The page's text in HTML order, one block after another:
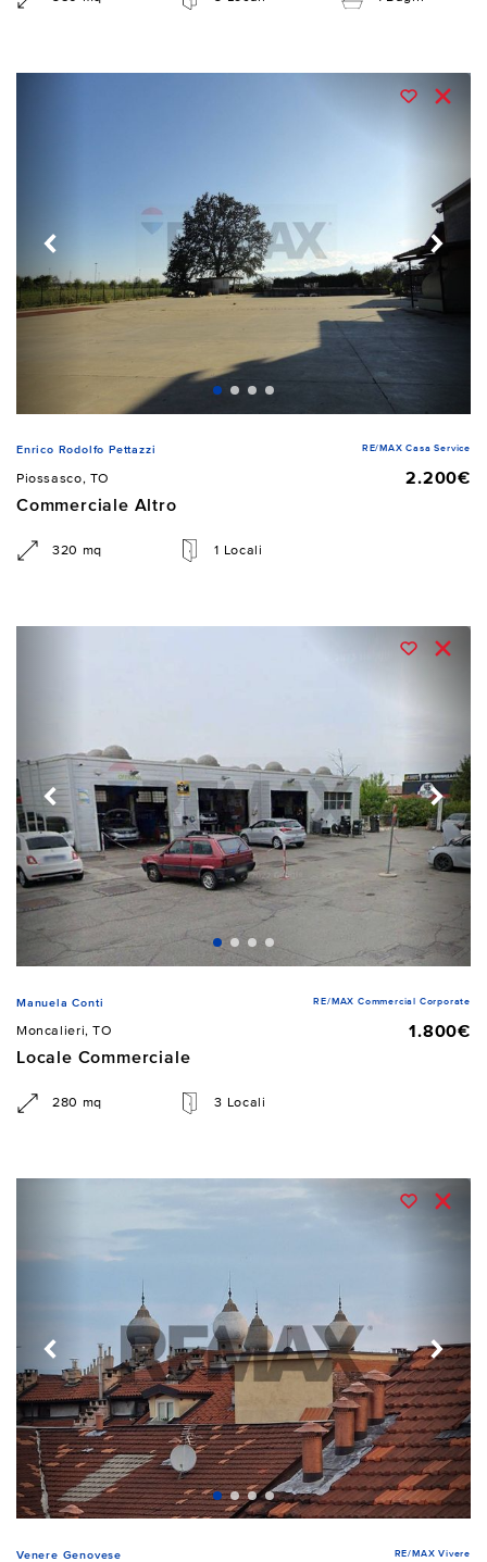
Enrico Rodolfo Pettazzi RE/MAX Casa Service
Piossasco, TO
2.200€
Commerciale Altro
320 mq 1 Locali
Manuela Conti RE/MAX Commercial Corporate
Moncalieri, TO
1.800€
Locale Commerciale
280 mq 3 Locali
Venere Genovese RE/MAX Vivere